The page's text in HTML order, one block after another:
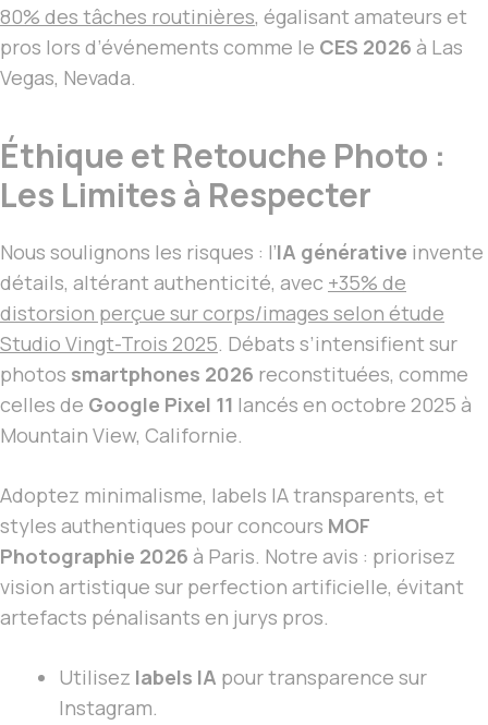
80% des tâches routinières, égalisant amateurs et
pros lors d’événements comme le CES 2026 à Las
Vegas, Nevada.
Éthique et Retouche Photo :
Les Limites à Respecter
Nous soulignons les risques : l’IA générative invente
détails, altérant authenticité, avec +35% de
distorsion perçue sur corps/images selon étude
Studio Vingt-Trois 2025. Débats s’intensifient sur
photos smartphones 2026 reconstituées, comme
celles de Google Pixel 11 lancés en octobre 2025 à
Mountain View, Californie.
Adoptez minimalisme, labels IA transparents, et
styles authentiques pour concours MOF
Photographie 2026 à Paris. Notre avis : priorisez
vision artistique sur perfection artificielle, évitant
artefacts pénalisants en jurys pros.
Utilisez labels IA pour transparence sur
Instagram.